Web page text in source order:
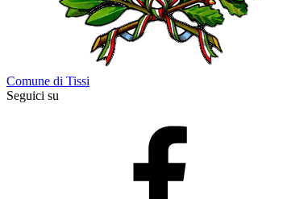
Comune di Tissi
Seguici su